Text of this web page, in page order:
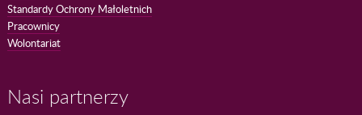
Standardy Ochrony Małoletnich
Pracownicy
Wolontariat
Nasi partnerzy